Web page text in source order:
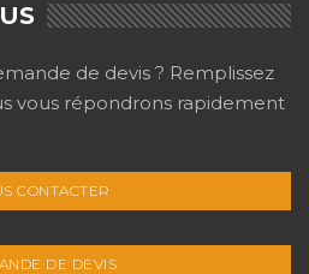
de devis ? Remplissez
vous répondrons rapidement
CONTACTER
DE DEVIS